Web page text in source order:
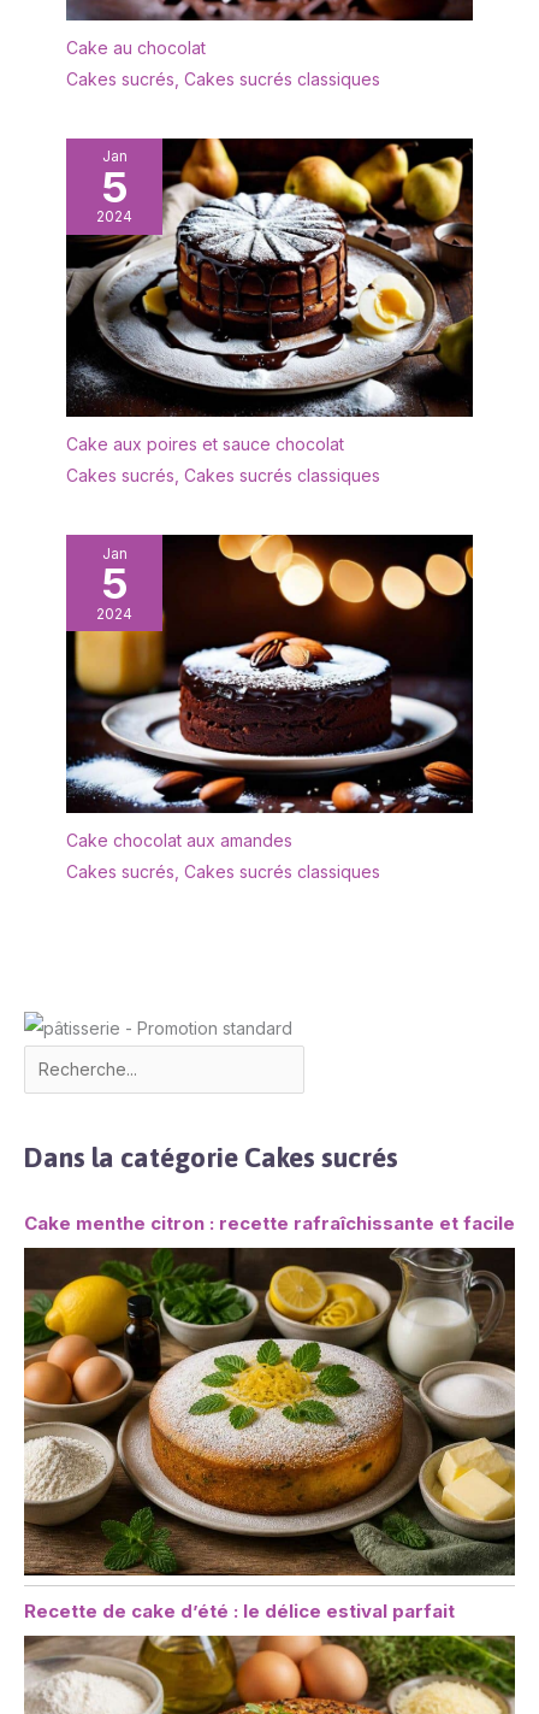
de cadeau chic, des
des lettres et des
Cake au chocolat
Cakes sucrés Cakes sucrés classiques
Jan
5
2024
Cake aux poires et sauce chocolat
Cakes sucrés Cakes sucrés classiques
Jan
5
2024
Cake chocolat aux amandes
Cakes sucrés Cakes sucrés classiques
Dans la catégorie Cakes sucrés
Cake menthe citron : recette rafraîchissante et facile
Recette de cake d’été : le délice estival parfait